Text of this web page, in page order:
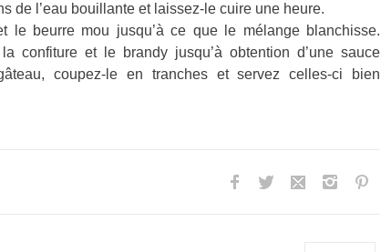
de l’eau bouillante et laissez-le cuire une heure.
le beurre mou jusqu’à ce que le mélange blanchisse.
confiture et le brandy jusqu’à obtention d’une sauce
coupez-le en tranches et servez celles-ci bien